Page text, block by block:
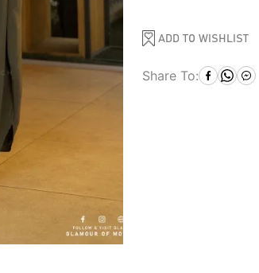
ADD TO WISHLIST
Share To: